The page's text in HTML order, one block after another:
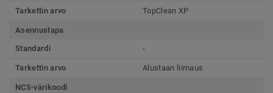
Tarkettin arvo TopClean XP
Asennustapa
Standardi
-
Tarkettin arvo Alustaan liimaus
NCS-värikoodi